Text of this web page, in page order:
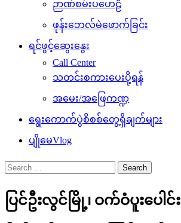
ဉာဏ်စမ်းပဟေဠိ
ဖုန်းဘေလ်မဲဖောက်ခြင်း
ရင်ဖွင့်ဆွေးနွေး
Call Center
သတင်းစကားပေးပို့ရန်
အမေး/အဖြေကဏ္ဍ
ရွေးကောက်ပွဲစိစစ်တွေ့ရှိချက်များ
ပျိုမေVlog
Search
for:
ပြင်ဦးလွင်မြို့၊ ဝက်ဝံပူးပေါင်